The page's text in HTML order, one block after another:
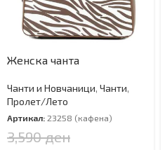
Женска чанта
Чанти и Новчаници, Чанти,
Пролет/Лето
Артикал:23258 (кафена)
3,590ден